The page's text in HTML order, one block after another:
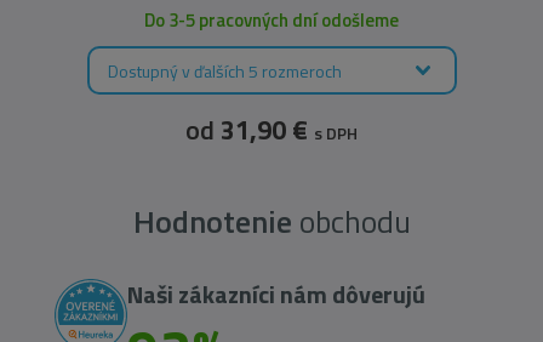
Do 3-5 pracovných dní odošleme
Dostupný v ďalších 5 rozmeroch
od 31,90 € s DPH
Hodnotenie obchodu
Naši zákazníci nám dôverujú